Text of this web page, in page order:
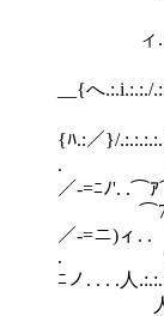
i.:/八. .
ィ.:ﾉ／
|' ⌒. . {'
__{へ
/. . . ./. .
{ﾊ.:／}/
. ノ/. . .
／-=ﾆﾉ
／-=ニ)
.
ﾆノ. . . .
人